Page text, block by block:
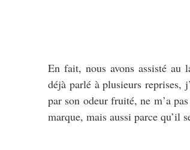
En fait, nous avons assisté au
déjà parlé à plusieurs reprises,
par son odeur fruité, ne m’a
marque, mais aussi parce qu’il